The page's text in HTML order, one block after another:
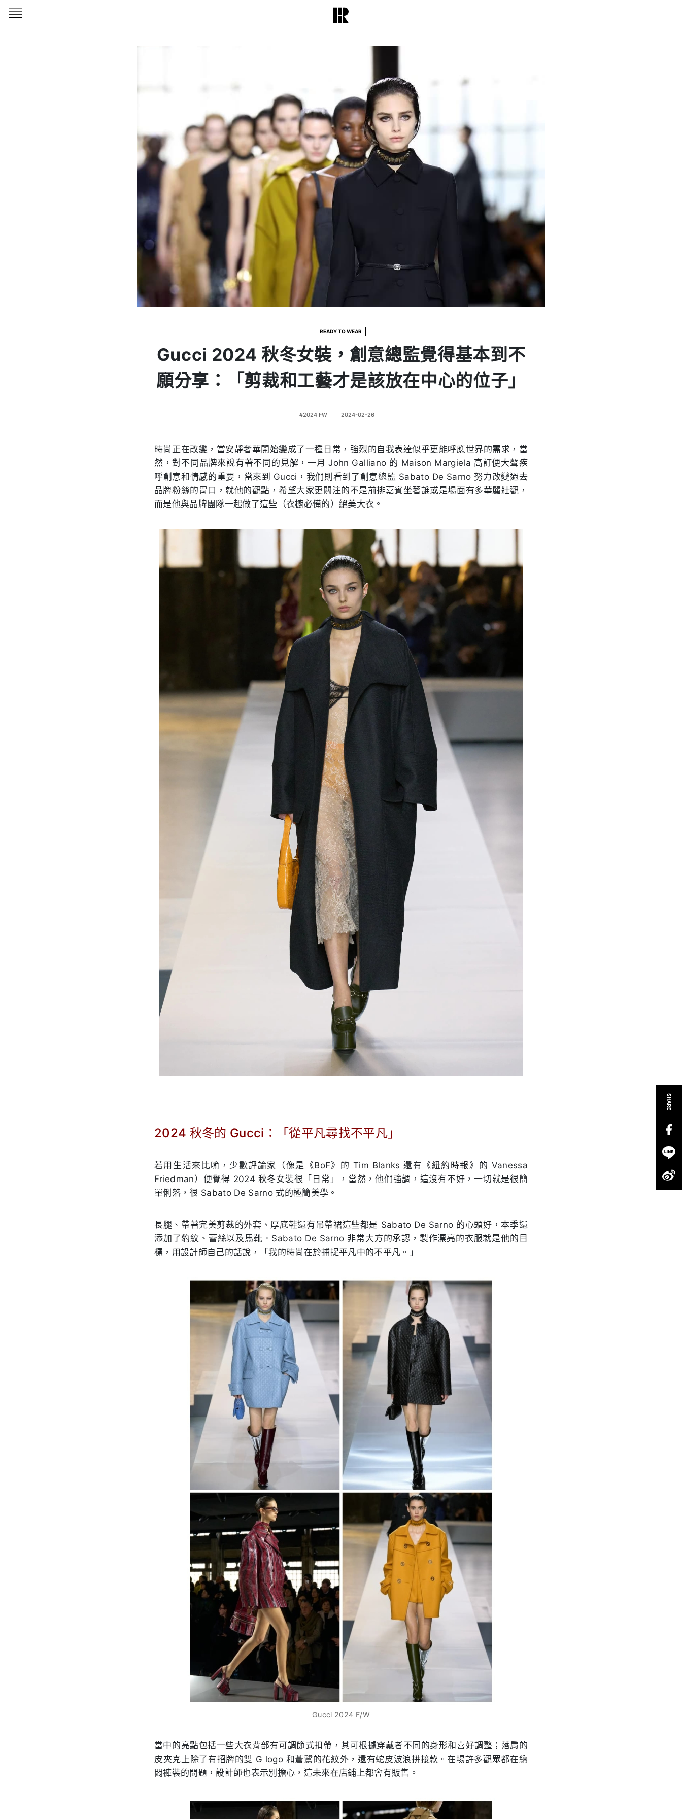
READY TO WEAR
Gucci 2024 秋冬女裝，創意總監覺得基本到不
願分享：「剪裁和工藝才是該放在中心的位子」
#2024 FW 2024-02-26
時尚正在改變，當安靜奢華開始變成了一種日常，強烈的自我表達似乎更能呼應世界的需求，當
然，對不同品牌來說有著不同的見解，一月 John Galliano 的 Maison Margiela 高訂便大聲疾
呼創意和情感的重要，當來到 Gucci，我們則看到了創意總監 Sabato De Sarno 努力改變過去
品牌粉絲的胃口，就他的觀點，希望大家更關注的不是前排嘉賓坐著誰或是場面有多華麗壯觀，
而是他與品牌團隊一起做了這些（衣櫥必備的）絕美大衣。
2024 秋冬的 Gucci：「從平凡尋找不平凡」
若用生活來比喻，少數評論家（像是《BoF》的 Tim Blanks 還有《紐約時報》的 Vanessa
Friedman）便覺得 2024 秋冬女裝很「日常」，當然，他們強調，這沒有不好，一切就是很簡
單俐落，很 Sabato De Sarno 式的極簡美學。
長腿、帶著完美剪裁的外套、厚底鞋還有吊帶裙這些都是 Sabato De Sarno 的心頭好，本季還
添加了豹紋、蕾絲以及馬靴。Sabato De Sarno 非常大方的承認，製作漂亮的衣服就是他的目
標，用設計師自己的話說，「我的時尚在於捕捉平凡中的不平凡。」
Gucci 2024 F/W
當中的亮點包括一些大衣背部有可調節式扣帶，其可根據穿戴者不同的身形和喜好調整；落肩的
皮夾克上除了有招牌的雙 G logo 和蒼鷺的花紋外，還有蛇皮波浪拼接款。在場許多觀眾都在納
悶褲裝的問題，設計師也表示別擔心，這未來在店鋪上都會有販售。
SHARE